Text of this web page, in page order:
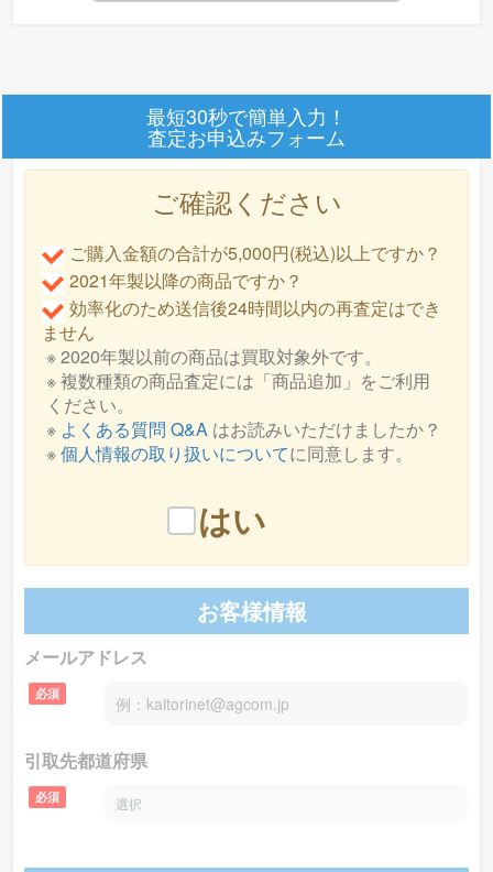
中古品(状態が良い) (2025年製) 2点の査定依頼が御座いました！
hmk1*******様(兵庫県)より、大人用おむつ アテント Sケア 軟便安
心パッド 20枚 大人用紙おむつ 大人用オムツ 大人用 紙おむつ お
むつ 大人 大人パッド 尿とりパッド 尿取パッド 介護用 介護 男性
用 女性用 新品 (2026年製) 2点の査定依頼が御座いました！
hmk1*******様(兵庫県)より、大人用おむつ リフレ パッドタイプ
男女兼用レギュラー 30枚入 病院・施設用 新品 (2026年製) 3点の
査定依頼が御座いました！
hmk1*******様(兵庫県)より、大人用おむつ ★エントリー必須 お買
い物マラソン期間限定ポイント10倍★ 尿とりパッド エルモアい
ちばん フラットタイプ 30枚 1ケース6袋入り 目安吸収量約3回分
フラット 洗浄用シーツ 防水シート 吸水シート 使い捨て おねし
ょシーツ エルモア 尿取りパッド 3回吸収 オムツパッド 新品
(2026年製) 2点の査定依頼が御座いました！
フェルナンデスのエレキベース 型番：ZO-3
SERIES ZO-3 BASS [CAR]を買取価格相場〜22000円で
ヤマハのエレキベース 型番：TRBX304 [BL] を買
取価格相場 〜17800円
ヤマハ
買取価格相場〜18400円 で買取致します！
〜8600円で買取致します！
GSR370 [TRS]を買取価格相場
す！
最短30秒で簡単入力！
査定お申込みフォーム
ご確認ください
ご購入金額の合計が5,000円(税込)以上ですか？
2021年製以降の商品ですか？
効率化のため送信後24時間以内の再査定はでき
ません
※ 2020年製以前の商品は買取対象外です。
※ 複数種類の商品査定には「商品追加」をご利用
ください。
※ よくある質問 Q&A はお読みいただけましたか？
※個人情報の取り扱いについてに同意します。
はい
お客様情報
メールアドレス
必須
引取先都道府県
必須